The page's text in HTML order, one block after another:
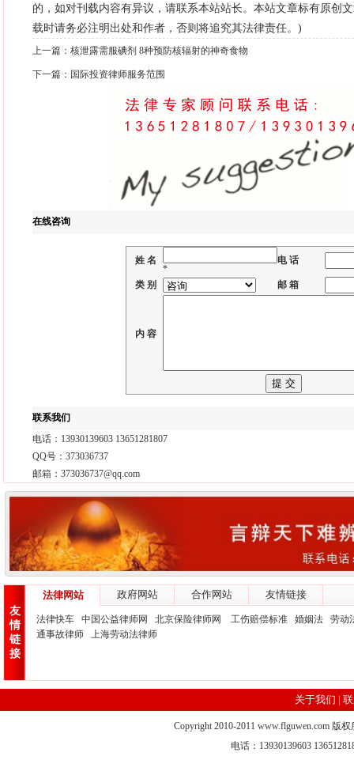
的，如对刊载内容有异议，请联系本站站长。本站文章标有原创
载时请务必注明出处和作者，否则将追究其法律责任。)
上一篇： 核泄露需服碘剂 8种预防核辐射的神奇食物
下一篇： 国际投资律师服务范围
在线咨询
姓 名
*
电 话
类 别 邮 箱
内 容
联系我们
电话：13930139603 13651281807
QQ号：373036737
邮箱：373036737@qq.com
友
情
链
接
法律网站 政府网站 合作网站 友情链接
法律快车 中国公益律师网 北京保险律师网 工伤赔偿标准 婚姻法
劳动
通事故律师
上海劳动法律师
关于我们 |
Copyright 2010-2011 www.flguwen.com 版
电话：13930139603